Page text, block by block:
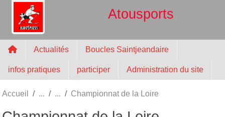
Atousports
Actualités Boucles Saintjeandaire
infos pratiques participer Administration du site
Accueil Championnat de la Loire
Panneau de gestion des cookies